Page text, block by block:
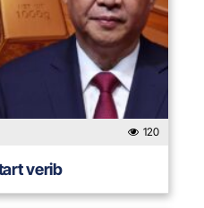
120
verib